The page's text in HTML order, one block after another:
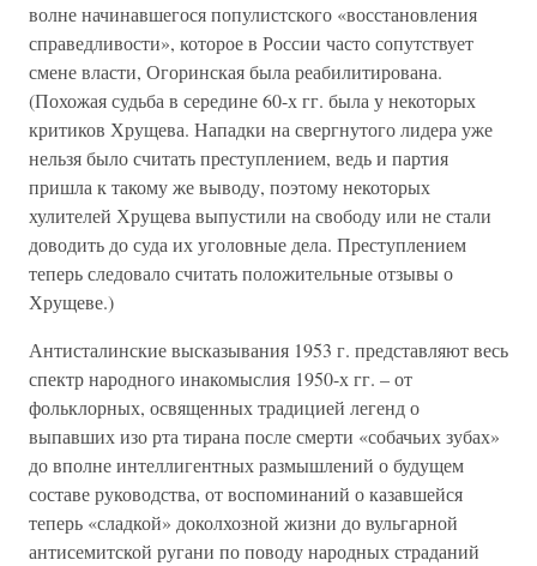
волне начинавшегося популистского «восстановления
справедливости», которое в России часто сопутствует
смене власти, Огоринская была реабилитирована.
(Похожая судьба в середине 60-х гг. была у некоторых
критиков Хрущева. Нападки на свергнутого лидера уже
нельзя было считать преступлением, ведь и партия
пришла к такому же выводу, поэтому некоторых
хулителей Хрущева выпустили на свободу или не стали
доводить до суда их уголовные дела. Преступлением
теперь следовало считать положительные отзывы о
Хрущеве.)
Антисталинские высказывания 1953 г. представляют весь
спектр народного инакомыслия 1950-х гг. – от
фольклорных, освященных традицией легенд о
выпавших изо рта тирана после смерти «собачьих зубах»
до вполне интеллигентных размышлений о будущем
составе руководства, от воспоминаний о казавшейся
теперь «сладкой» доколхозной жизни до вульгарной
антисемитской ругани по поводу народных страданий